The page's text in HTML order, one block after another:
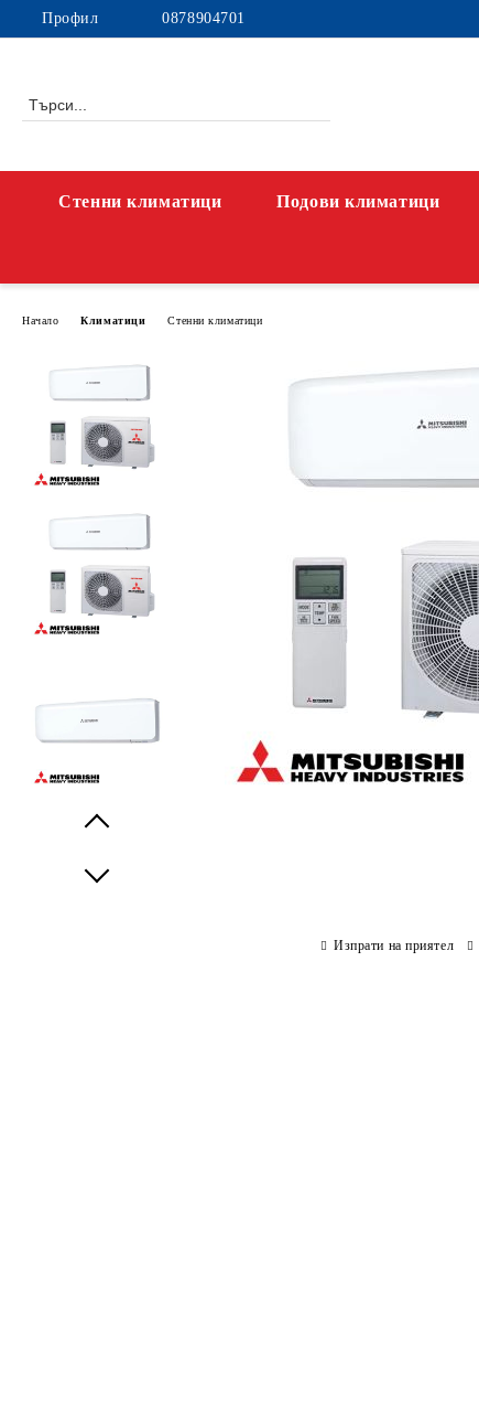
Профил 0878904701
Стенни климатици Подови климатици
Начало Климатици Стенни климатици
Изпрати на приятел